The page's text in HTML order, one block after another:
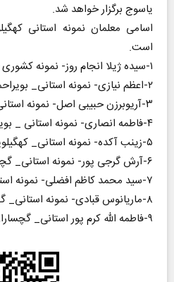
یاسوج برگزار خواهد شد.
اسامی معلمان نمونه استانی
است.
۱-سیده ژیلا انجام روز- نمونه کشوری -بویراحمد
۲-اعظم نیازی- نمونه استانی_ بویراحمد
۳-آریوبرزن حبیبی اصل- نمونه استانی_ بویراحمد
۴-فاطمه انصاری- نمونه استانی _ بویراحمد
۵-زینب آکده- نمونه استانی_ کهگیلویه
۶-آرش گرجی پور- نمونه استانی_ گچساران
۷-سید محمد کاظم افضلی- نمونه استانی_ گچساران
۸-ماریانوس قبادی- نمونه استانی_ گچساران
۹-فاطمه الله کرم پور استانی_ گچساران